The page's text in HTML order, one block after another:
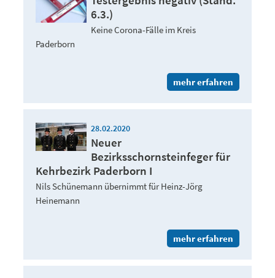
6.3.)
Keine Corona-Fälle im Kreis
Paderborn
mehr erfahren
28.02.2020
Neuer
Bezirksschornsteinfeger für
Kehrbezirk Paderborn I
Nils Schünemann übernimmt für Heinz-Jörg
Heinemann
mehr erfahren